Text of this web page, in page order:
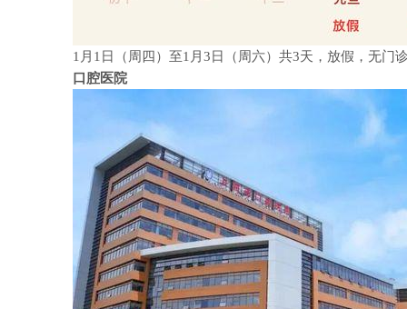
1 月 1 日（周四）至1 月 3 日（周六）共3天，放假，无门
口腔医院